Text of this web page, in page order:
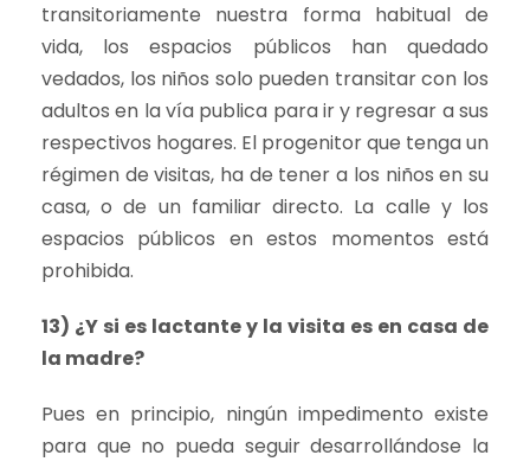
transitoriamente nuestra forma habitual de
vida, los espacios públicos han quedado
vedados, los niños solo pueden transitar con los
adultos en la vía publica para ir y regresar a sus
respectivos hogares. El progenitor que tenga un
régimen de visitas, ha de tener a los niños en su
casa, o de un familiar directo. La calle y los
espacios públicos en estos momentos está
prohibida.
13) ¿Y si es lactante y la visita es en casa de
la madre?
Pues en principio, ningún impedimento existe
para que no pueda seguir desarrollándose la